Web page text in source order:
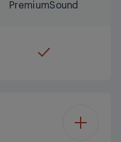
PremiumSound